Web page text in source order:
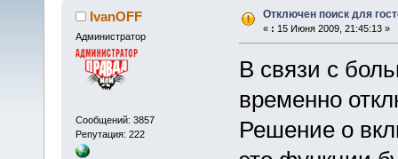
IvanOFF
Администратор
Сообщений: 3857
Репутация: 222
Отключен поиск для
« : 15 Июня 2009, 21:45:13 »
В связи с
временно
Решение о